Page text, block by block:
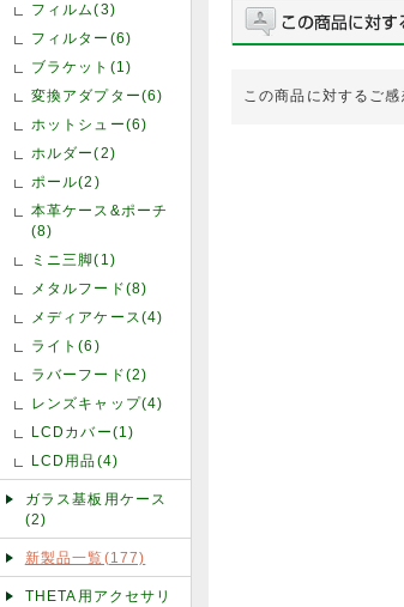
フィルム(3)
フィルター(6)
ブラケット(1)
変換アダプター(6)
ホットシュー(6)
ホルダー(2)
ポール(2)
本革ケース&ポーチ
(8)
ミニ三脚(1)
メタルフード(8)
メディアケース(4)
ライト(6)
ラバーフード(2)
レンズキャップ(4)
LCDカバー(1)
LCD用品(4)
ガラス基板用ケース
(2)
新製品一覧(177)
THETA用アクセサリ
この商品に対するご